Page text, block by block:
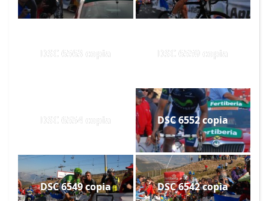
DSC 6563 copia DSC 6559 copia
DSC 6554 copia DSC 6552 copia
DSC 6549 copia DSC 6542 copia